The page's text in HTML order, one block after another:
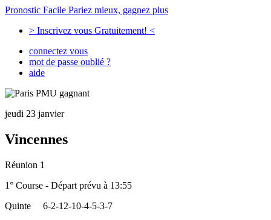
Pronostic Facile Pariez mieux, gagnez plus
> Inscrivez vous Gratuitement! <
connectez vous
mot de passe oublié ?
aide
jeudi 23 janvier
Vincennes
Réunion 1
1° Course - Départ prévu à 13:55
Quinte
6-2-12-10-4-5-3-7